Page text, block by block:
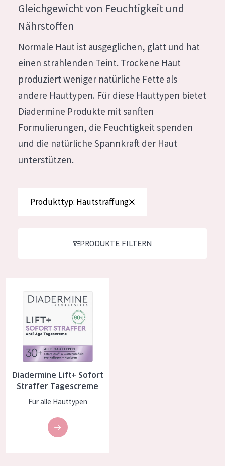
Feuchtigkeit und Ausstrahlung
Faltenreduzierung
Hautregeneration
Hautstraffung
PRODUKTTYP
Tagescreme
Nachtcreme
HAUTTYP
Empfindliche Haut
Mischhaut und fettige Haut
Reife Haut
Der Sonne ausgesetzte Haut
German
Spanish
Greek
Gleichgewicht von Feuchtigkeit und
Nährstoffen
Normale Haut ist ausgeglichen, glatt und hat
einen strahlenden Teint. Trockene Haut
produziert weniger natürliche Fette als
andere Hauttypen. Für diese Hauttypen bietet
Diadermine Produkte mit sanften
Formulierungen, die Feuchtigkeit spenden
und die natürliche Spannkraft der Haut
unterstützen.
Produkttyp: Hautstraffung
PRODUKTE FILTERN
Diadermine Lift+ Sofort
Straffer Tagescreme
Für alle Hauttypen